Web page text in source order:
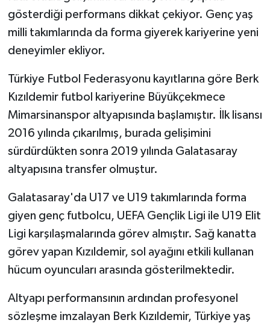
gösterdiği performans dikkat çekiyor. Genç yaş
milli takımlarında da forma giyerek kariyerine yeni
deneyimler ekliyor.
Türkiye Futbol Federasyonu kayıtlarına göre Berk
Kızıldemir futbol kariyerine Büyükçekmece
Mimarsinanspor altyapısında başlamıştır. İlk lisansı
2016 yılında çıkarılmış, burada gelişimini
sürdürdükten sonra 2019 yılında Galatasaray
altyapısına transfer olmuştur.
Galatasaray'da U17 ve U19 takımlarında forma
giyen genç futbolcu, UEFA Gençlik Ligi ile U19 Elit
Ligi karşılaşmalarında görev almıştır. Sağ kanatta
görev yapan Kızıldemir, sol ayağını etkili kullanan
hücum oyuncuları arasında gösterilmektedir.
Altyapı performansının ardından profesyonel
sözleşme imzalayan Berk Kızıldemir, Türkiye yaş